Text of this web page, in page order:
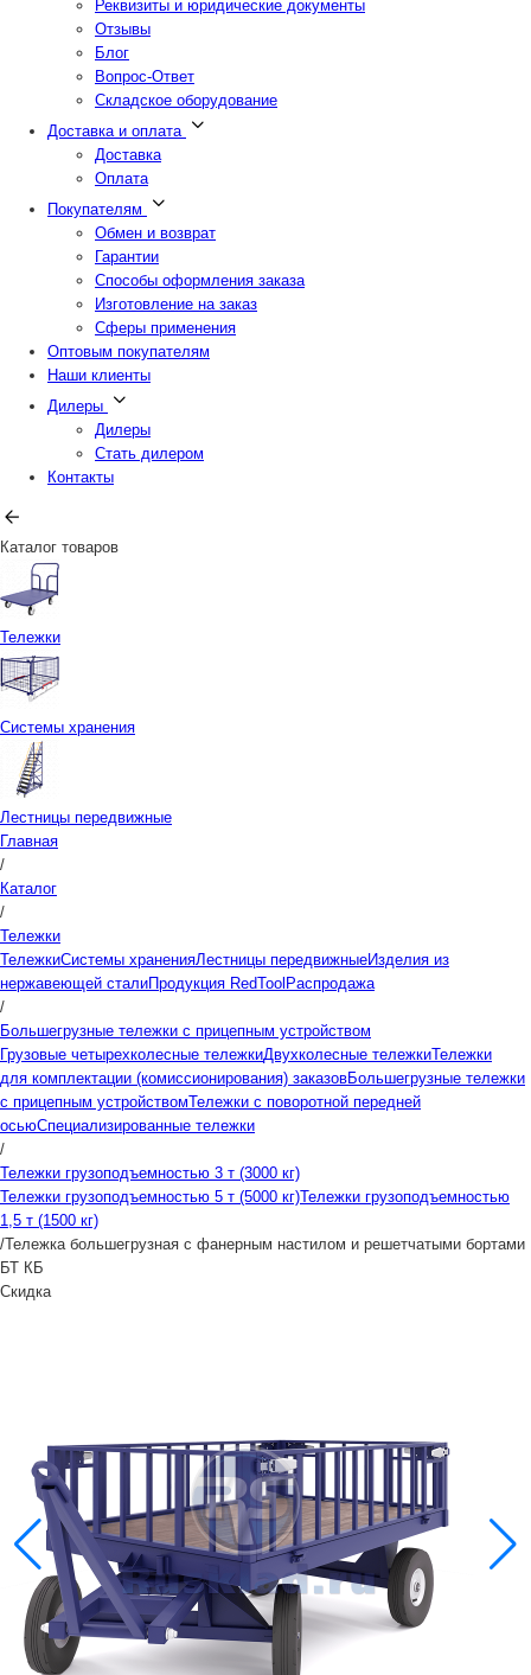
Реквизиты и юридические документы
Отзывы
Блог
Вопрос-Ответ
Складское оборудование
Доставка и оплата
Доставка
Оплата
Покупателям
Обмен и возврат
Гарантии
Способы оформления заказа
Изготовление на заказ
Сферы применения
Оптовым покупателям
Наши клиенты
Дилеры
Дилеры
Стать дилером
Контакты
Каталог товаров
Тележки
Системы хранения
Лестницы передвижные
Главная
/
Каталог
/
Тележки
ТележкиСистемы храненияЛестницы передвижныеИзделия из
нержавеющей сталиПродукция RedTool Распродажа
/
Большегрузные тележки с прицепным устройством
Грузовые четырехколесные тележкиДвухколесные тележкиТележки
для комплектации (комиссионирования) заказовБольшегрузные тележки
с прицепным устройствомТележки с поворотной передней
осьюСпециализированные тележки
/
Тележки грузоподъемностью 3 т (3000 кг)
Тележки грузоподъемностью 5 т (5000 кг)Тележки грузоподъемностью
1,5 т (1500 кг)
/Тележка большегрузная с фанерным настилом и решетчатыми бортами
БТ КБ
Скидка